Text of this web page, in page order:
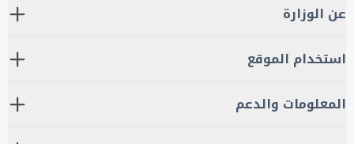
عن الوزارة
استخدام الموقع
المعلومات والدعم